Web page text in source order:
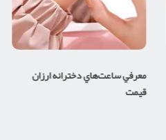
معرفي ساعت‌هاي دخترانه ارزان
قيمت